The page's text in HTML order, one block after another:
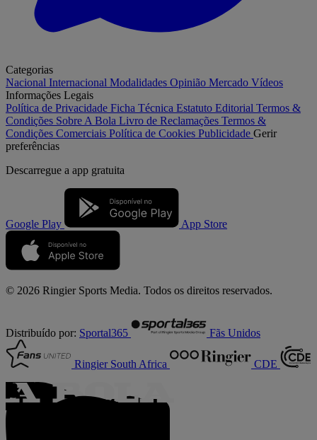
Categorias
Nacional Internacional Modalidades Opinião Mercado Vídeos
Informações Legais
Política de Privacidade Ficha Técnica Estatuto Editorial Termos &
Condições Sobre A Bola Livro de Reclamações Termos &
Condições Comerciais Política de Cookies Publicidade Gerir
preferências
Descarregue a app gratuita
Google Play App Store
© 2026 Ringier Sports Media. Todos os direitos reservados.
Distribuído por: Sportal365 Fãs Unidos
Ringier South Africa CDE